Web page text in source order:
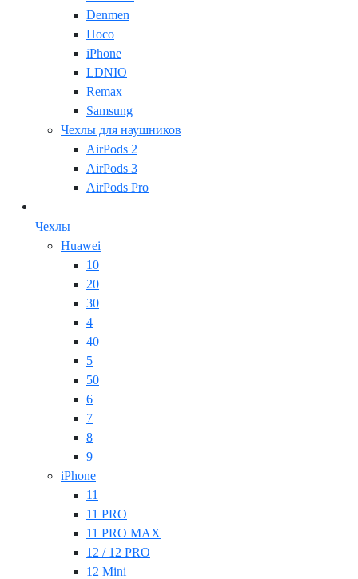
Denmen
Hoco
iPhone
LDNIO
Remax
Samsung
Чехлы для наушников
AirPods 2
AirPods 3
AirPods Pro
Чехлы
Huawei
10
20
30
4
40
5
50
6
7
8
9
iPhone
11
11 PRO
11 PRO MAX
12 / 12 PRO
12 Mini